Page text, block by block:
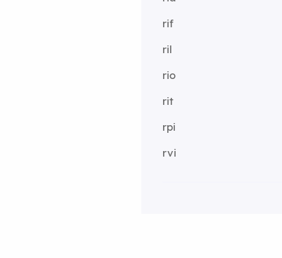
rif
ril
rio
rit
rpi
rvi